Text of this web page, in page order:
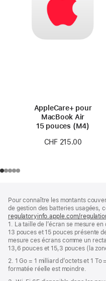
AppleCare+ pour
MacBook Air
15 pouces (M4)
CHF 215.00
de
page
de
bas
de
page
Pour connaître les montants
de gestion des batteries usagées,
regulatoryinfo.apple.com/
1. La taille de l’écran se mesure
13 pouces et 15 pouces présente
mesure ces écrans comme un
13,6 pouces et 15,3 pouces (la
2. 1 Go = 1 milliard d’octets et 1
formatée réelle est moindre.